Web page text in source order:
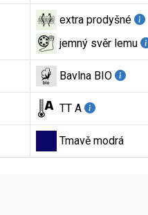
extra prodyšné
jemný svěr lemu
Bavlna BIO
TT A
Tmavě modrá
- Kontaktní údaje